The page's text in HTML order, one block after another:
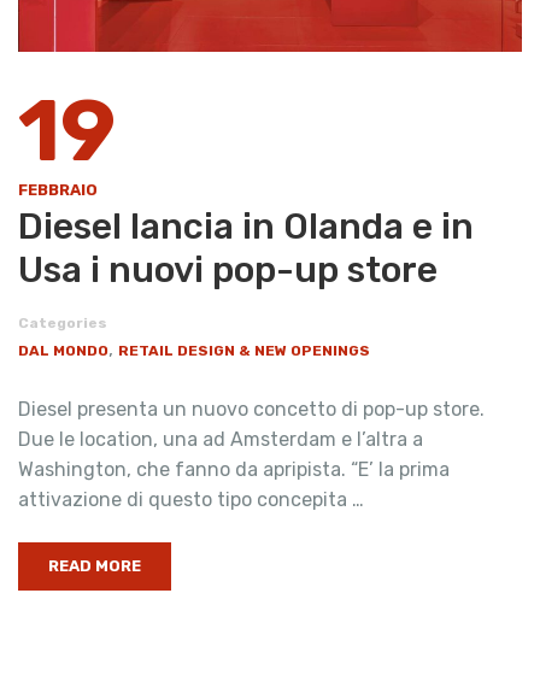
19
FEBBRAIO
Diesel lancia in Olanda e in
Usa i nuovi pop-up store
Categories
DAL MONDO, RETAIL DESIGN & NEW OPENINGS
Diesel presenta un nuovo concetto di pop-up store.
Due le location, una ad Amsterdam e l’altra a
Washington, che fanno da apripista. “E’ la prima
attivazione di questo tipo concepita …
READ MORE